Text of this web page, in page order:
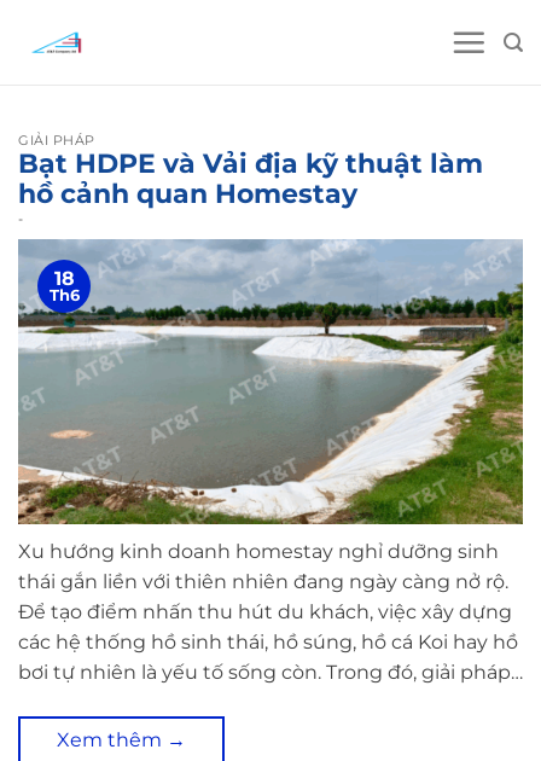
GIẢI PHÁP
Bạt HDPE và Vải địa kỹ thuật làm
hồ cảnh quan Homestay
-
18
Th6
Xu hướng kinh doanh homestay nghỉ dưỡng sinh
thái gắn liền với thiên nhiên đang ngày càng nở rộ.
Để tạo điểm nhấn thu hút du khách, việc xây dựng
các hệ thống hồ sinh thái, hồ súng, hồ cá Koi hay hồ
bơi tự nhiên là yếu tố sống còn. Trong đó, giải pháp…
Xem thêm →